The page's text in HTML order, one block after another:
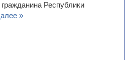
Республики
»